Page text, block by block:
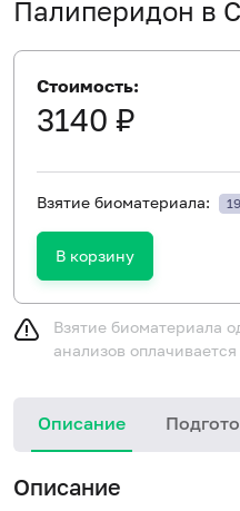
Палиперидон в
Стоимость:
3140 ₽
Взятие биоматериала:
В корзину
Взятие биоматериала
анализов
Описание
Описание